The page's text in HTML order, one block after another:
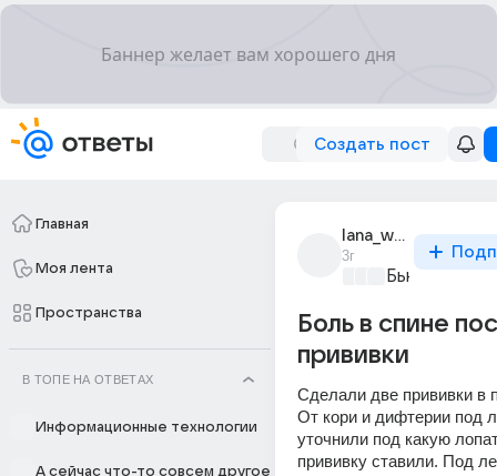
Создать пост
Главная
Моя лента
Пространства
В ТОПЕ НА ОТВЕТАХ
Информационные технологии
А сейчас что-то совсем другое
lana_wolf_12
3г
Бьютилэнд
Боль в спине
прививки
Сделали две прививки в
От кори и дифтерии под
уточнили под какую
прививку ставили. Под